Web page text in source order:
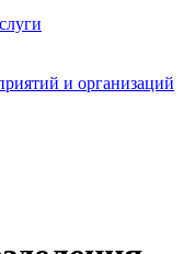
и организаций